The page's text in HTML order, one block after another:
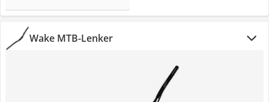
Wake MTB-Lenker